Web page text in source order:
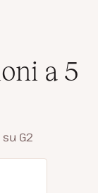
a 5
G2